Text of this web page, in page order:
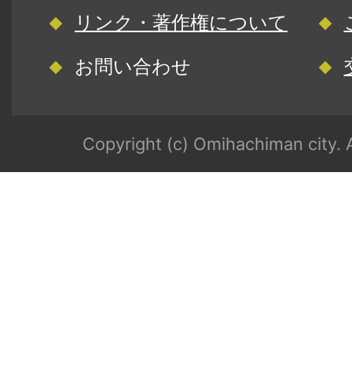
リンク・著作権について
お問い合わせ
Copyright (c) Omihachiman city.